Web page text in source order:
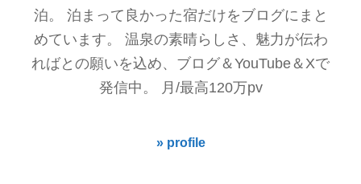
泊。 泊まって良かった宿だけをブログにまと
めています。 温泉の素晴らしさ、魅力が伝わ
ればとの願いを込め、ブログ＆YouTube＆Xで
発信中。 月/最高120万pv
» profile